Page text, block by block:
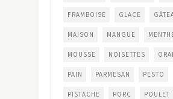
FRAMBOISE GLACE
MAISON MANGUE
MOUSSE NOISETTES
PAIN PARMESAN PESTO
PISTACHE PORC POULET